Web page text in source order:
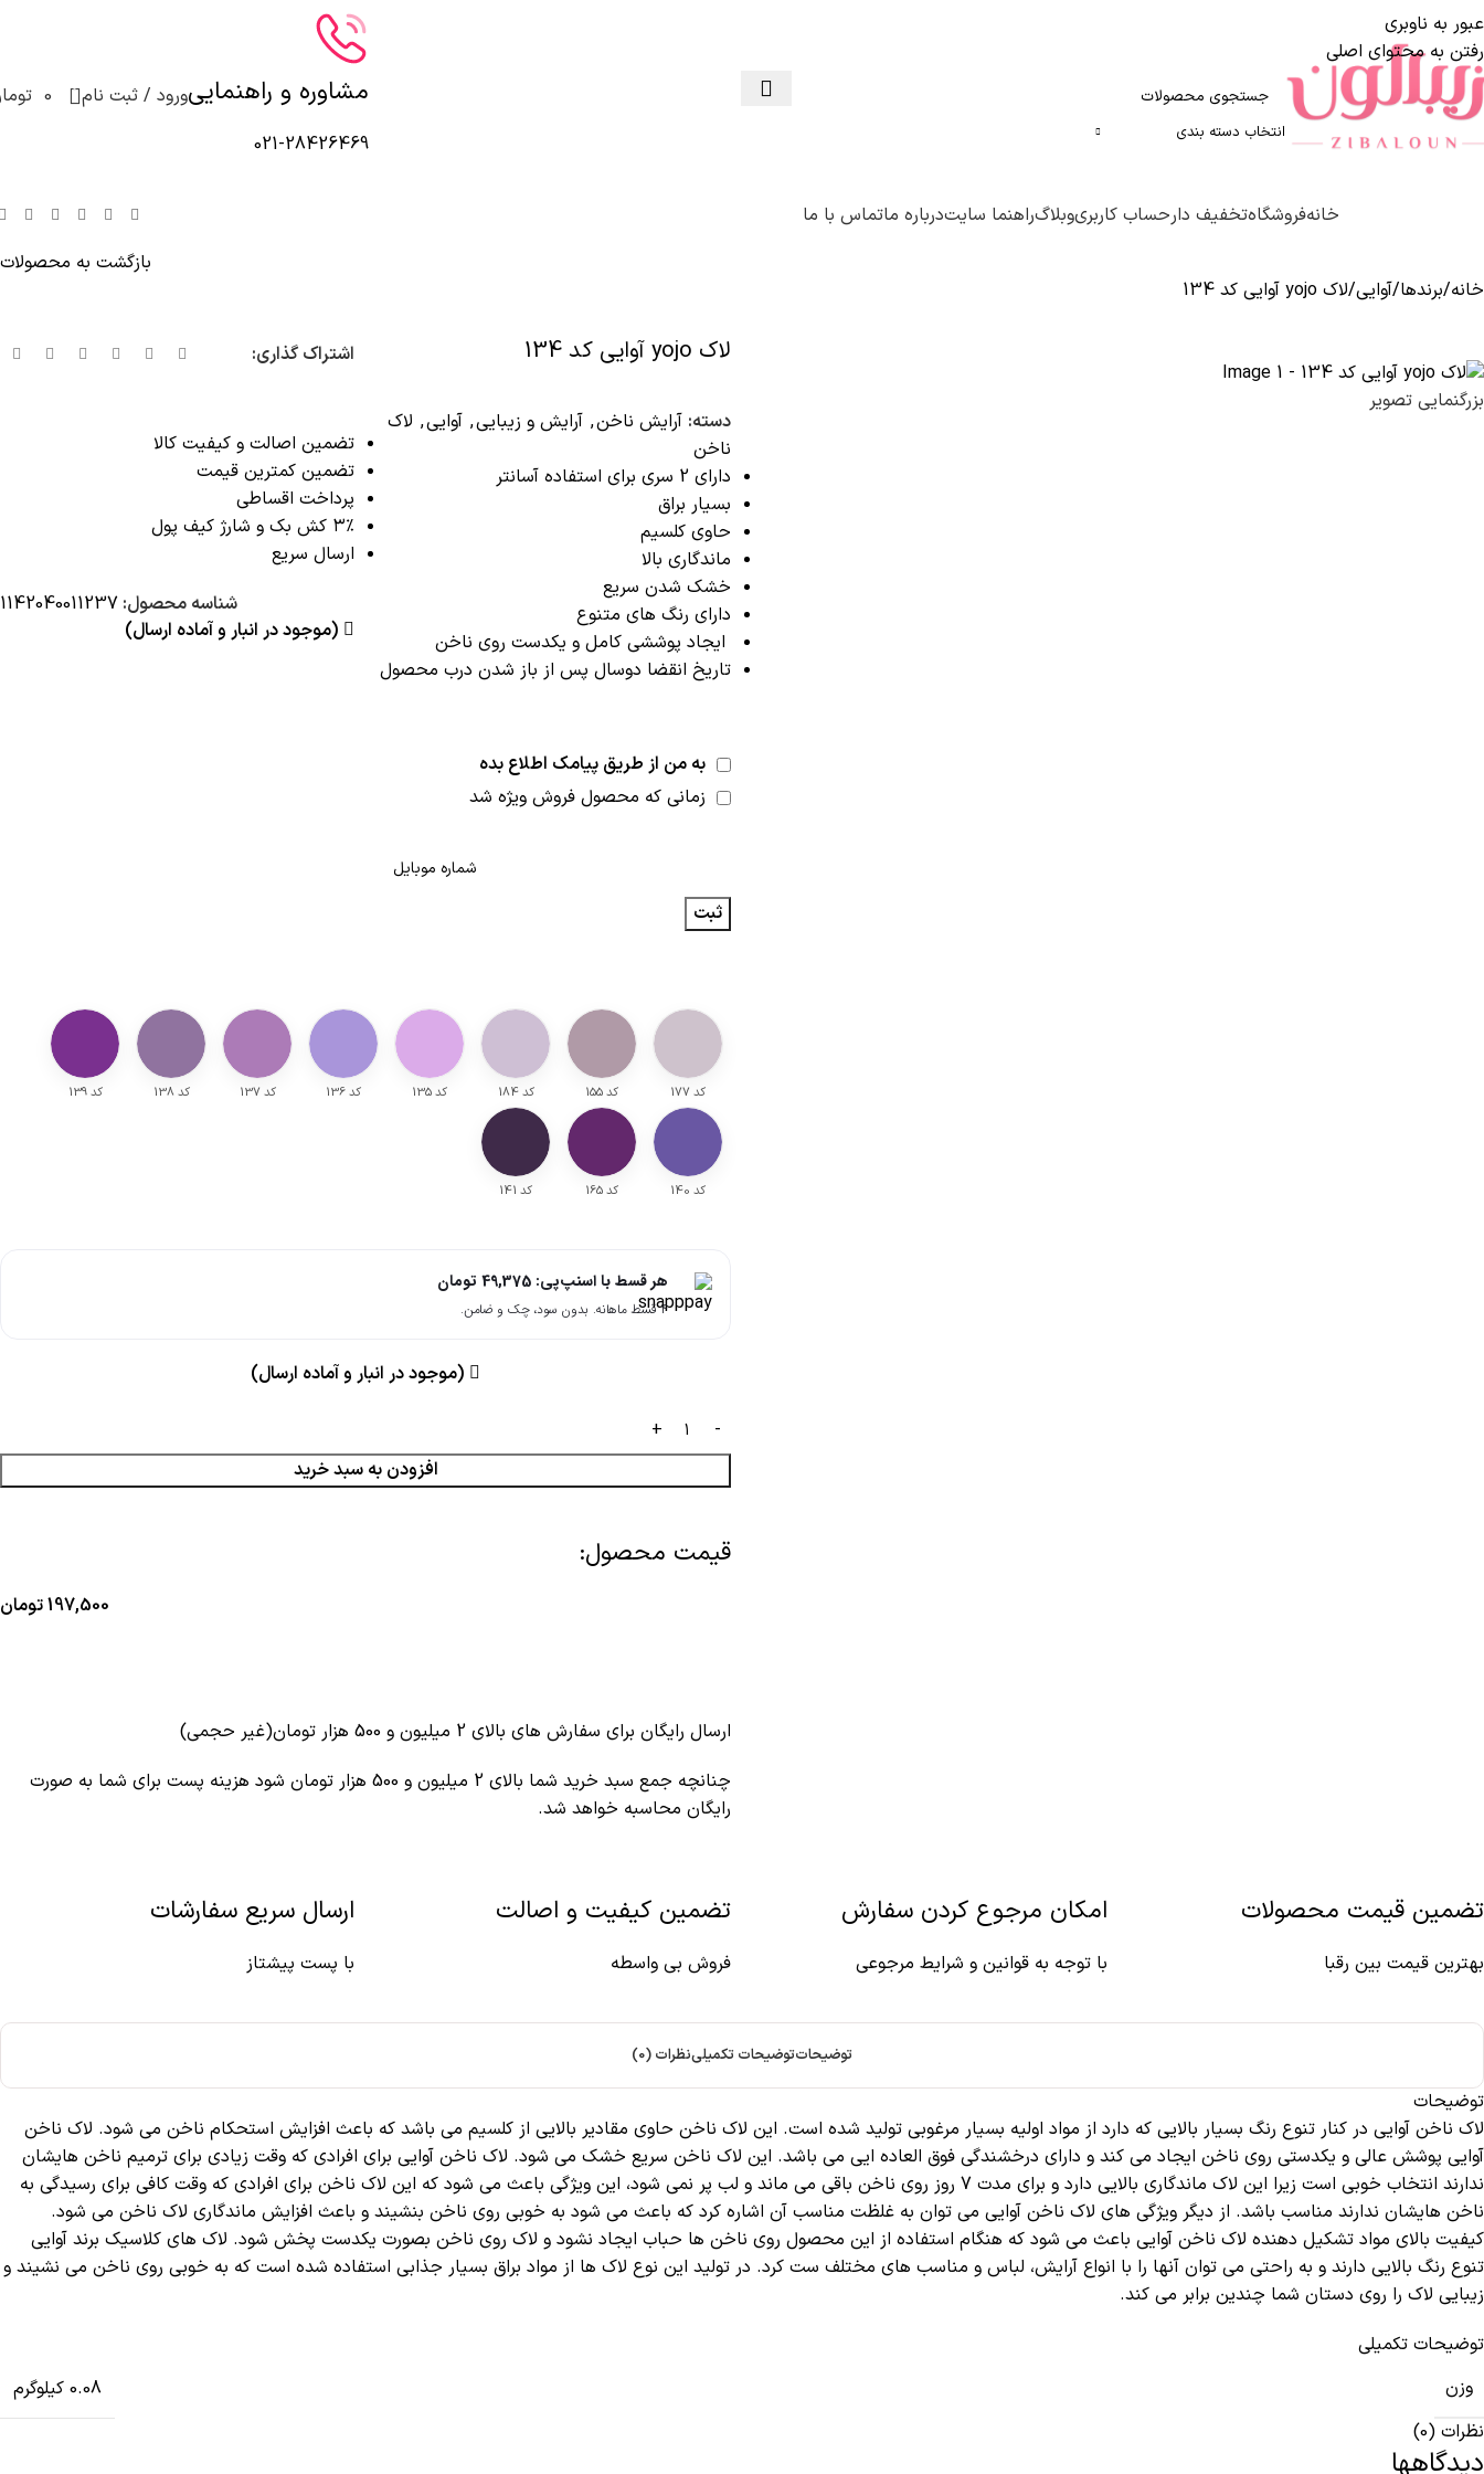
عبور به ناوبری
رفتن به محتوای اصلی
انتخاب دسته بندی
مشاوره و راهنمایی
021-28426469
ورود / ثبت نام 0
0
خانهفروشگاهتخفیف دارحساب کاربریوبلاگراهنما سایتدرباره ماتماس با ما
خانه برندها آوایی لاک yojo آوایی کد 134
بازگشت به محصولات
بزرگنمایی تصویر
لاک yojo آوایی کد 134 اشتراک گذاری:
دسته: آرایش ناخن, آرایش و زیبایی, آوایی, لاک
ناخن
دارای 2 سری برای استفاده آسانتر
بسیار براق
حاوی کلسیم
ماندگاری بالا
خشک شدن سریع
دارای رنگ های متنوع
ایجاد پوششی کامل و یکدست روی ناخن
تاریخ انقضا دوسال پس از باز شدن درب محصول
به من از طریق پیامک اطلاع بده
زمانی که محصول فروش ویژه شد
ثبت
تضمین اصالت و کیفیت کالا
تضمین کمترین قیمت
پرداخت اقساطی
۳٪ کش بک و شارژ کیف پول
ارسال سریع
شناسه محصول: 1142040011237
(موجود در انبار و آماده ارسال)
کد 177 کد 155 کد 184 کد 135 کد 136 کد 137 کد 138 کد 139
کد 140 کد 165 کد 141
هر قسط با اسنپ‌پی: 49,375 تومان
۴ قسط ماهانه. بدون سود، چک و ضامن.
(موجود در انبار و آماده ارسال)
افزودن به سبد خرید
قیمت محصول:​
197,500تومان
ارسال رایگان برای سفارش های بالای 2 میلیون و 500 هزار تومان(غیر حجمی)
چنانچه جمع سبد خرید شما بالای 2 میلیون و 500 هزار تومان شود هزینه پست برای شما به صورت
رایگان محاسبه خواهد شد.
تضمین قیمت محصولات
بهترین قیمت بین رقبا
امکان مرجوع کردن سفارش
با توجه به قوانین و شرایط مرجوعی
تضمین کیفیت و اصالت
فروش بی واسطه
ارسال سریع سفارشات
با پست پیشتاز
توضیحاتتوضیحات تکمیلینظرات (0)
توضیحات
لاک ناخن آوایی در کنار تنوع رنگ بسیار بالایی که دارد از مواد اولیه بسیار مرغوبی تولید شده است. این لاک ناخن حاوی مقادیر بالایی از کلسیم می باشد که باعث افزایش استحکام ناخن می شود. لاک ناخن
آوایی پوشش عالی و یکدستی روی ناخن ایجاد می کند و دارای درخشندگی فوق العاده ایی می باشد. این لاک ناخن سریع خشک می شود. لاک ناخن آوایی برای افرادی که وقت زیادی برای ترمیم ناخن هایشان
ندارند انتخاب خوبی است زیرا این لاک ماندگاری بالایی دارد و برای مدت 7 روز روی ناخن باقی می ماند و لب پر نمی شود، این ویژگی باعث می شود که این لاک ناخن برای افرادی که وقت کافی برای رسیدگی به
ناخن هایشان ندارند مناسب باشد. از دیگر ویژگی های لاک ناخن آوایی می توان به غلظت مناسب آن اشاره کرد که باعث می شود به خوبی روی ناخن بنشیند و باعث افزایش ماندگاری لاک ناخن می شود.
کیفیت بالای مواد تشکیل دهنده لاک ناخن آوایی باعث می شود که هنگام استفاده از این محصول روی ناخن ها حباب ایجاد نشود و لاک روی ناخن بصورت یکدست پخش شود. لاک های کلاسیک برند آوایی
تنوع رنگ بالایی دارند و به راحتی می توان آنها را با انواع آرایش، لباس و مناسب های مختلف ست کرد. در تولید این نوع لاک ها از مواد براق بسیار جذابی استفاده شده است که به خوبی روی ناخن می نشیند و
زیبایی لاک را روی دستان شما چندین برابر می کند.
توضیحات تکمیلی
وزن
0.08 کیلوگرم
نظرات (0)
دیدگاهها